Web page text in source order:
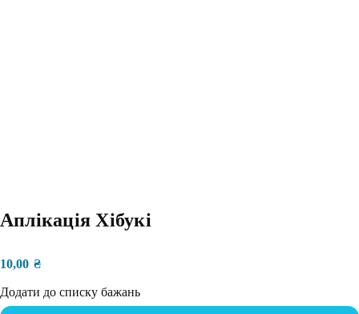
Аплікація Хібукі
10,00 ₴
Додати до списку бажань